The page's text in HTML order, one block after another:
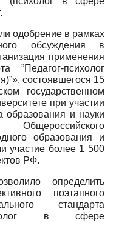
одобрение в рамках
обсуждения в
применения
”Педагог-психолог
состоявшегося 15
государственном
при участии
образования и науки
образования и
участие более 1 500
РФ.
определить
поэтапного
стандарта
в сфере